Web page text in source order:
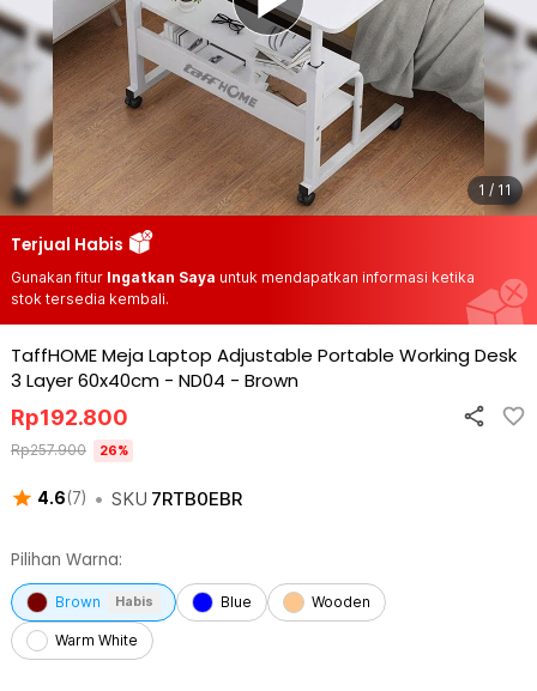
1 / 11
Terjual Habis
Gunakan fitur Ingatkan Saya untuk mendapatkan informasi ketika
stok tersedia kembali.
TaffHOME Meja Laptop Adjustable Portable Working Desk
3 Layer 60x40cm - ND04 - Brown
4.6(7) • SKU 7RTB0EBR
Rp192.800
Rp257.900 26%
Pilihan Warna:
Brown Habis Blue Wooden
Warm White